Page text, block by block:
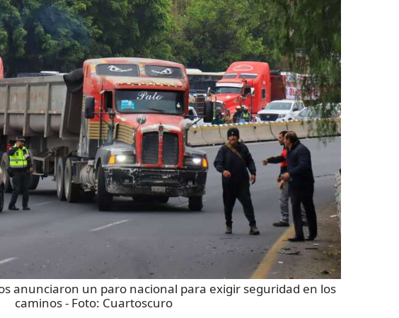
anunciaron un paro nacional para exigir seguridad en los
caminos- Foto: Cuartoscuro